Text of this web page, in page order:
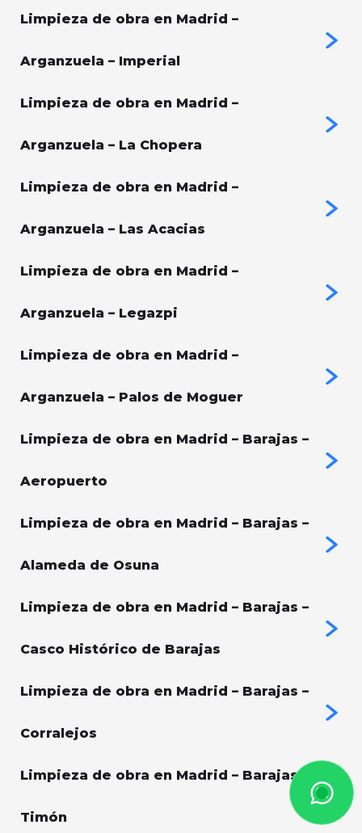
Limpieza de obra en Madrid –
Arganzuela – Imperial
Limpieza de obra en Madrid –
Arganzuela – La Chopera
Limpieza de obra en Madrid –
Arganzuela – Las Acacias
Limpieza de obra en Madrid –
Arganzuela – Legazpi
Limpieza de obra en Madrid –
Arganzuela – Palos de Moguer
Limpieza de obra en Madrid – Barajas –
Aeropuerto
Limpieza de obra en Madrid – Barajas –
Alameda de Osuna
Limpieza de obra en Madrid – Barajas –
Casco Histórico de Barajas
Limpieza de obra en Madrid – Barajas –
Corralejos
Limpieza de obra en Madrid – Barajas –
Timón